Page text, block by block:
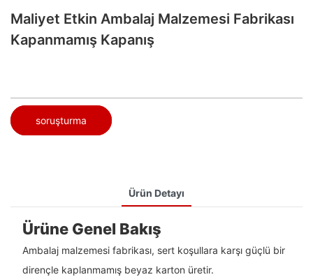
Maliyet Etkin Ambalaj Malzemesi Fabrikası
Kapanmamış Kapanış
soruşturma
Ürün Detayı
Ürüne Genel Bakış
Ambalaj malzemesi fabrikası, sert koşullara karşı güçlü bir
dirençle kaplanmamış beyaz karton üretir.